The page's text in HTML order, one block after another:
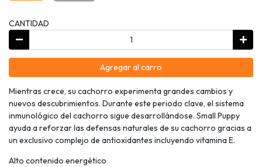
CANTIDAD
Agregar al carro
Mientras crece, su cachorro experimenta grandes cambios y
nuevos descubrimientos. Durante este periodo clave, el sistema
inmunológico del cachorro sigue desarrollándose. Small Puppy
ayuda a reforzar las defensas naturales de su cachorro gracias a
un exclusivo complejo de antioxidantes incluyendo vitamina E.
Alto contenido energético